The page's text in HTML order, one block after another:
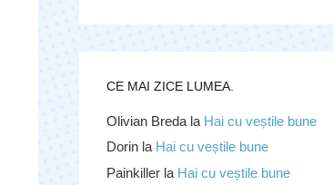
CE MAI ZICE LUMEA.
Olivian Bredala Hai cu veștile bune
Dorinla Hai cu veștile bune
Painkillerla Hai cu veștile bune